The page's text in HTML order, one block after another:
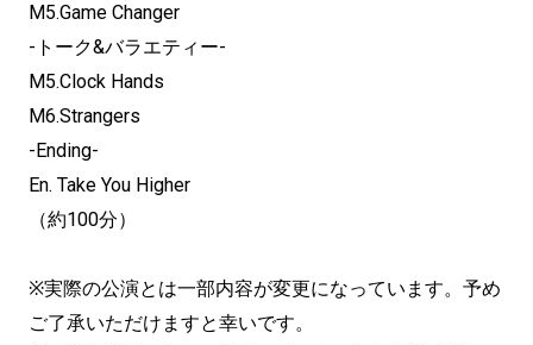
M5.Game Changer
-トーク&バラエティー-
M5.Clock Hands
M6.Strangers
-Ending-
En. Take You Higher
（約100分）
※実際の公演とは一部内容が変更になっています。 予め
ご了承いただけますと幸いです。